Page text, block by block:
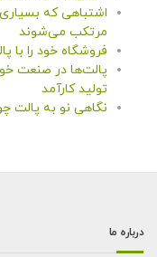
اشتباهی که
مرتکب می‌شوند
فروشگاه خود را با
پالت‌ها در صنعت
تولید کارآمد
نگاهی نو به پالت
درباره ما